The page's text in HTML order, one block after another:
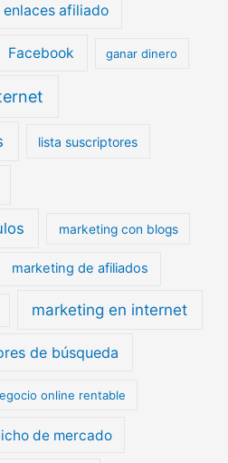
enlaces afiliado
Facebook ganar dinero
lista suscriptores
marketing con blogs
marketing de afiliados
marketing en internet
de búsqueda
online rentable
de mercado